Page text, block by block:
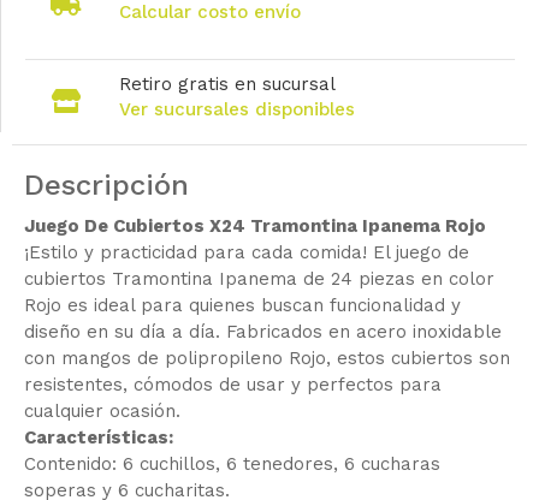
Calcular costo envío
Retiro gratis en sucursal
Ver sucursales disponibles
Descripción
Juego De Cubiertos X24 Tramontina Ipanema Rojo
¡Estilo y practicidad para cada comida! El juego de
cubiertos Tramontina Ipanema de 24 piezas en color
Rojo es ideal para quienes buscan funcionalidad y
diseño en su día a día. Fabricados en acero inoxidable
con mangos de polipropileno Rojo, estos cubiertos son
resistentes, cómodos de usar y perfectos para
cualquier ocasión.
Características:
Contenido: 6 cuchillos, 6 tenedores, 6 cucharas
soperas y 6 cucharitas.